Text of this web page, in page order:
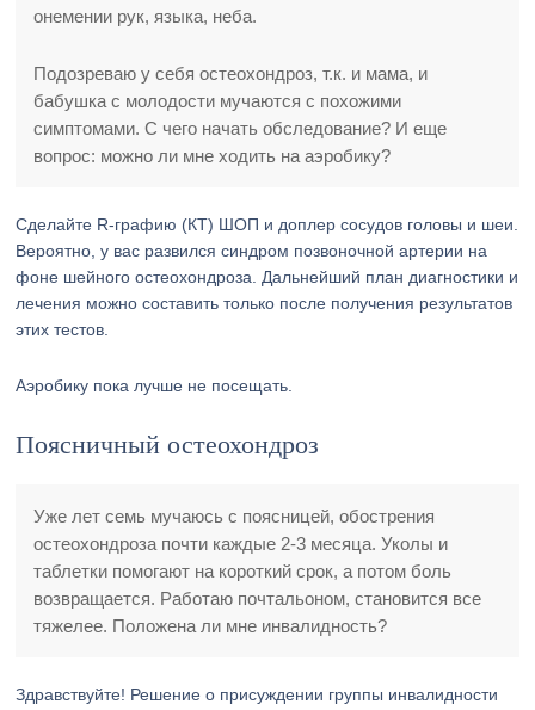
онемении рук, языка, неба.
Подозреваю у себя остеохондроз, т.к. и мама, и
бабушка с молодости мучаются с похожими
симптомами. С чего начать обследование? И еще
вопрос: можно ли мне ходить на аэробику?
Сделайте R-графию (КТ) ШОП и доплер сосудов головы и шеи.
Вероятно, у вас развился синдром позвоночной артерии на
фоне шейного остеохондроза. Дальнейший план диагностики и
лечения можно составить только после получения результатов
этих тестов.
Аэробику пока лучше не посещать.
Поясничный остеохондроз
Уже лет семь мучаюсь с поясницей, обострения
остеохондроза почти каждые 2-3 месяца. Уколы и
таблетки помогают на короткий срок, а потом боль
возвращается. Работаю почтальоном, становится все
тяжелее. Положена ли мне инвалидность?
Здравствуйте! Решение о присуждении группы инвалидности